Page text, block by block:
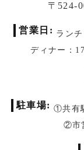
〒524-
営業日
ラン
ディナー：
駐車場 ①共有
②市